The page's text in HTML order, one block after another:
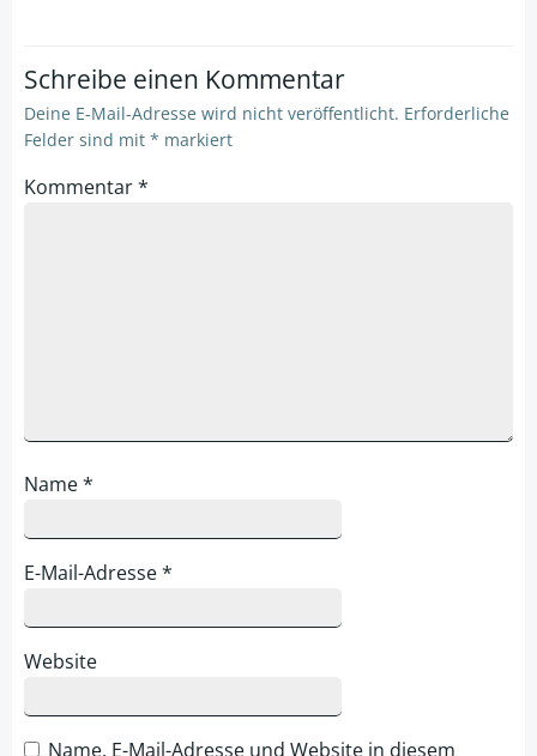
Schreibe einen Kommentar
Deine E-Mail-Adresse wird nicht veröffentlicht. Erforderliche
Felder sind mit * markiert
Kommentar*
Name*
E-Mail-Adresse*
Website
Name, E-Mail-Adresse und Website in diesem